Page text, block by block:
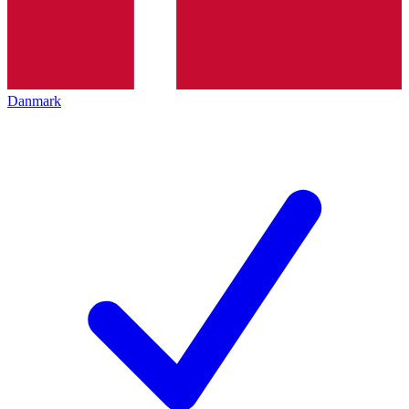
Danmark